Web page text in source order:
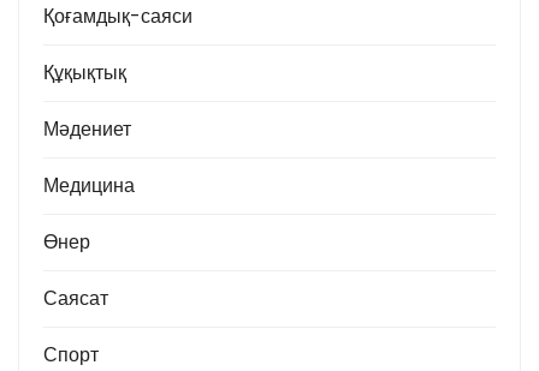
Қоғамдық-саяси
Құқықтық
Мәдениет
Медицина
Өнер
Саясат
Спорт